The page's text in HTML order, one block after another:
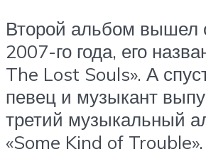
Второй альбом вышел
2007-го года, его
The Lost Souls». А
певец и музыкант
третий музыкальный
«Some Kind of Trouble».